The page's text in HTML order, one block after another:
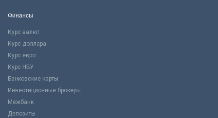
Финансы
Курс валют
Курс доллара
Курс евро
Курс НБУ
Банковские карты
Инвестиционные брокеры
Межбанк
Депозиты